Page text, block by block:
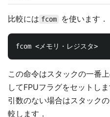
比較には fcom を使います．
この命令はスタックの一番
してFPUフラグをセットしま
引数のない場合はスタック
較します．